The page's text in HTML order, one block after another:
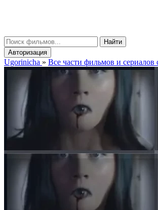
Найти
Авторизация
Ugorinicha » Все части фильмов и сериалов